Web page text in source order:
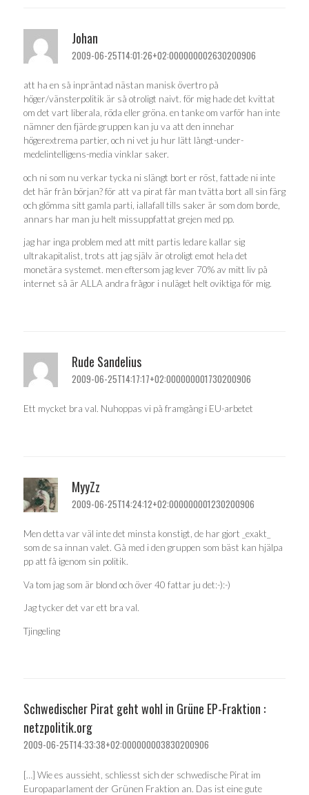
Johan
2009-06-25T14:01:26+02:000000002630200906
att ha en så inpräntad nästan manisk övertro på
höger/vänsterpolitik är så otroligt naivt. för mig hade det kvittat
om det vart liberala, röda eller gröna. en tanke om varför han inte
nämner den fjärde gruppen kan ju va att den innehar
högerextrema partier, och ni vet ju hur lätt långt-under-
medelintelligens-media vinklar saker.
och ni som nu verkar tycka ni slängt bort er röst, fattade ni inte
det här från början? för att va pirat får man tvätta bort all sin färg
och glömma sitt gamla parti, iallafall tills saker är som dom borde,
annars har man ju helt missuppfattat grejen med pp.
jag har inga problem med att mitt partis ledare kallar sig
ultrakapitalist, trots att jag själv är otroligt emot hela det
monetära systemet. men eftersom jag lever 70% av mitt liv på
internet så är ALLA andra frågor i nuläget helt oviktiga för mig.
Rude Sandelius
2009-06-25T14:17:17+02:000000001730200906
Ett mycket bra val. Nuhoppas vi på framgång i EU-arbetet
MyyZz
2009-06-25T14:24:12+02:000000001230200906
Men detta var väl inte det minsta konstigt, de har gjort _exakt_
som de sa innan valet. Gå med i den gruppen som bäst kan hjälpa
pp att få igenom sin politik.
Va tom jag som är blond och över 40 fattar ju det:-):-)
Jag tycker det var ett bra val.
Tjingeling
Schwedischer Pirat geht wohl in Grüne EP-Fraktion :
netzpolitik.org
2009-06-25T14:33:38+02:000000003830200906
[…] Wie es aussieht, schliesst sich der schwedische Pirat im
Europaparlament der Grünen Fraktion an. Das ist eine gute